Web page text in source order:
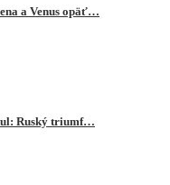
a Venus opäť…
Ruský triumf…